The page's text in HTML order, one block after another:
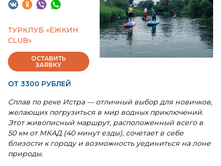
ТУРКЛУБ «ЁЖКИН
CLUB»
ОСТАВИТЬ
ЗАЯВКУ
ОТ 3300 РУБЛЕЙ
Сплав по реке Истра —отличный выбор для новичков,
желающих погрузиться в мир водных приключений.
Этот живописный маршрут, расположенный всего в
50 км от МКАД (40 минут езды), сочетает в себе
близости к городу и возможность уединиться на лоне
природы.